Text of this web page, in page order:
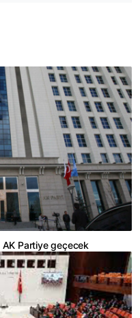
AK Partiye geçecek